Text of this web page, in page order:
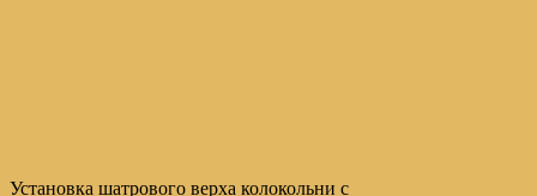
Установка шатрового верха колокольни с